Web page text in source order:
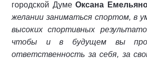
городской Думе Оксана
желании заниматься спортом, в
высоких спортивных
чтобы и в будущем вы
ответственность за себя, за